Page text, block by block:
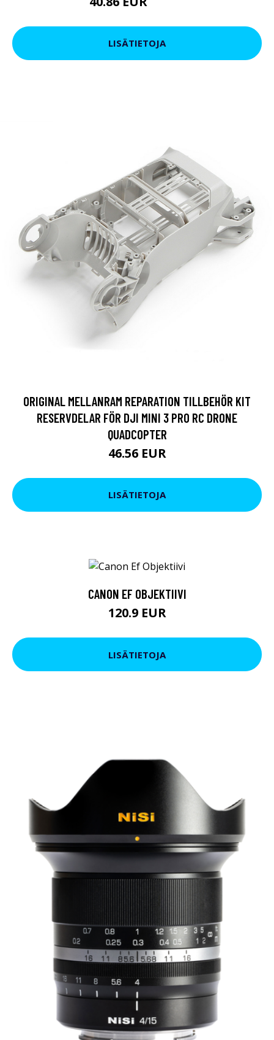
LISÄTIETOJA
ORIGINAL MELLANRAM REPARATION TILLBEHÖR KIT
RESERVDELAR FÖR DJI MINI 3 PRO RC DRONE
QUADCOPTER
46.56 EUR
LISÄTIETOJA
CANON EF OBJEKTIIVI
120.9 EUR
LISÄTIETOJA